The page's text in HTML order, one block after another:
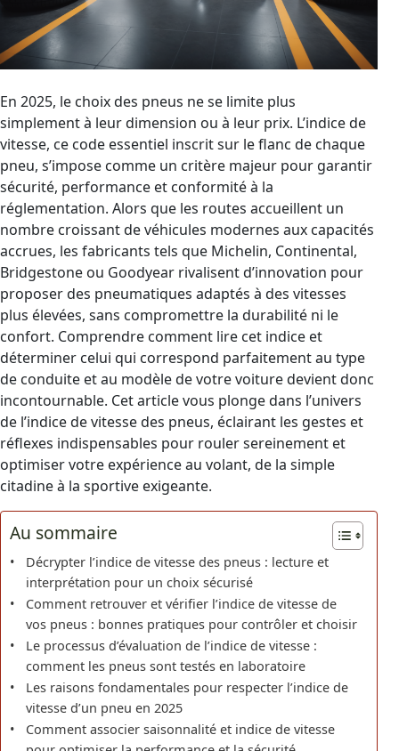
En 2025, le choix des pneus ne se limite plus
simplement à leur dimension ou à leur prix. L’indice de
vitesse, ce code essentiel inscrit sur le flanc de chaque
pneu, s’impose comme un critère majeur pour garantir
sécurité, performance et conformité à la
réglementation. Alors que les routes accueillent un
nombre croissant de véhicules modernes aux capacités
accrues, les fabricants tels que Michelin, Continental,
Bridgestone ou Goodyear rivalisent d’innovation pour
proposer des pneumatiques adaptés à des vitesses
plus élevées, sans compromettre la durabilité ni le
confort. Comprendre comment lire cet indice et
déterminer celui qui correspond parfaitement au type
de conduite et au modèle de votre voiture devient donc
incontournable. Cet article vous plonge dans l’univers
de l’indice de vitesse des pneus, éclairant les gestes et
réflexes indispensables pour rouler sereinement et
optimiser votre expérience au volant, de la simple
citadine à la sportive exigeante.
Au sommaire
Décrypter l’indice de vitesse des pneus : lecture et
interprétation pour un choix sécurisé
Comment retrouver et vérifier l’indice de vitesse de
vos pneus : bonnes pratiques pour contrôler et choisir
Le processus d’évaluation de l’indice de vitesse :
comment les pneus sont testés en laboratoire
Les raisons fondamentales pour respecter l’indice de
vitesse d’un pneu en 2025
Comment associer saisonnalité et indice de vitesse